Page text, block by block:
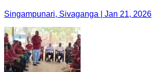
Singampunari, Sivaganga | Jan 21, 2026